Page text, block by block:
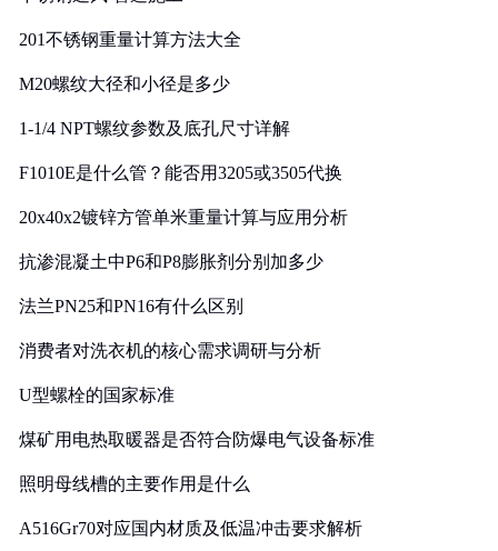
201不锈钢重量计算方法大全
M20螺纹大径和小径是多少
1-1/4 NPT螺纹参数及底孔尺寸详解
F1010E是什么管？能否用3205或3505代换
20x40x2镀锌方管单米重量计算与应用分析
抗渗混凝土中P6和P8膨胀剂分别加多少
法兰PN25和PN16有什么区别
消费者对洗衣机的核心需求调研与分析
U型螺栓的国家标准
煤矿用电热取暖器是否符合防爆电气设备标准
照明母线槽的主要作用是什么
A516Gr70对应国内材质及低温冲击要求解析